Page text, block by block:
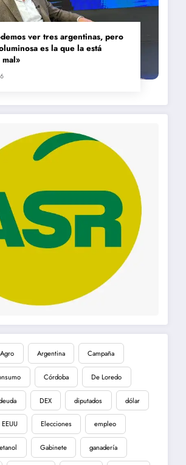
ver tres argentinas, pero
es la que la está
mal»
Agro Argentina Campaña
Córdoba De Loredo
DEX diputados dólar
EEUU Elecciones empleo
etanol Gabinete ganadería